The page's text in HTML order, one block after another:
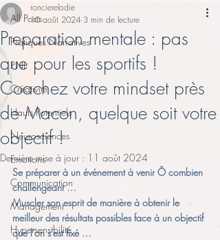
All Posts
Pratiques Narratives
PNL
Créativité
Hauts Potentiels
Neurosciences
Emotions
Communication
Management
Hypersensibilité
Preparation mentale : pas
que pour les sportifs !
Coachez votre mindset près
de Macon, quelque soit votre
objectif !
roncierelodie
10 août 2024 3 min de lecture
Dernière mise à jour : 11 août 2024
Se préparer à un événement à venir Ô combien
challengeant …
Muscler son esprit de manière à obtenir le
meilleur des résultats possibles face à un objectif
que l’on s’est fixé …